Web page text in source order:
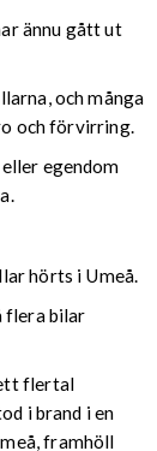
ännu gått ut
och många
och förvirring.
egendom
hörts i Umeå.
flera bilar
flertal
i brand i en
framhöll